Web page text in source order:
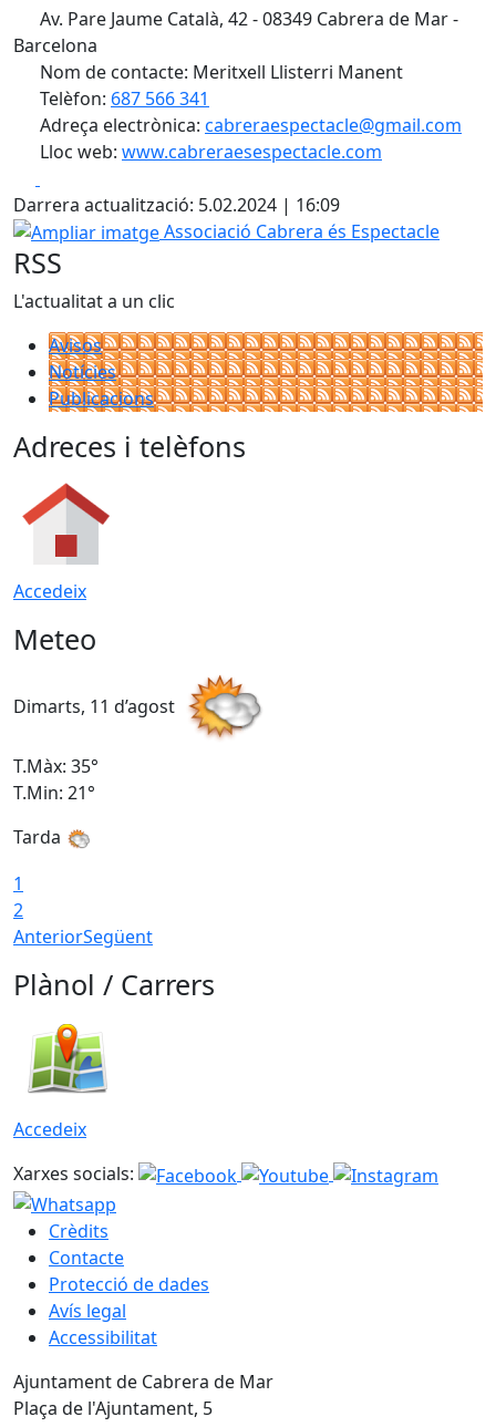
Av. Pare Jaume Català, 42 - 08349 Cabrera de Mar -
Barcelona
Nom de contacte: Meritxell Llisterri Manent
Telèfon: 687 566 341
Adreça electrònica: cabreraespectacle@gmail.com
Lloc web: www.cabreraesespectacle.com
Darrera actualització: 5.02.2024 | 16:09
Ampliar imatge
Associació Cabrera és Espectacle
RSS
L'actualitat a un clic
Avisos
Notícies
Publicacions
Adreces i telèfons
Accedeix
Meteo
Dimarts, 11 d’agost
T.Màx: 35°
T.Min: 21°
Tarda
1
2
AnteriorSegüent
Plànol / Carrers
Accedeix
Xarxes socials:
Crèdits
Contacte
Protecció de dades
Avís legal
Accessibilitat
Ajuntament de Cabrera de Mar
Plaça de l'Ajuntament, 5